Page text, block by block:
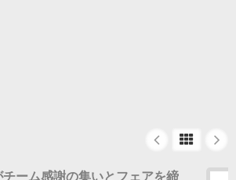
チーム感謝の集いとフェアを締